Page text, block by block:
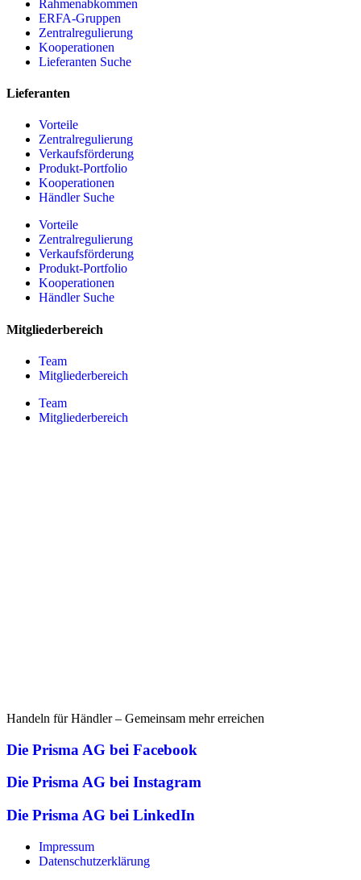
Rahmenabkommen
ERFA-Gruppen
Zentralregulierung
Kooperationen
Lieferanten Suche
Lieferanten
Vorteile
Zentralregulierung
Verkaufsförderung
Produkt-Portfolio
Kooperationen
Händler Suche
Vorteile
Zentralregulierung
Verkaufsförderung
Produkt-Portfolio
Kooperationen
Händler Suche
Mitgliederbereich
Team
Mitgliederbereich
Team
Mitgliederbereich
Handeln für Händler – Gemeinsam mehr erreichen
Die Prisma AG bei Facebook
Die Prisma AG bei Instagram
Die Prisma AG bei LinkedIn
Impressum
Datenschutzerklärung